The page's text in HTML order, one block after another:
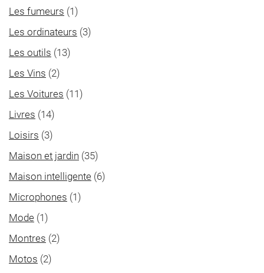
Les fumeurs (1)
Les ordinateurs (3)
Les outils (13)
Les Vins (2)
Les Voitures (11)
Livres (14)
Loisirs (3)
Maison et jardin (35)
Maison intelligente (6)
Microphones (1)
Mode (1)
Montres (2)
Motos (2)